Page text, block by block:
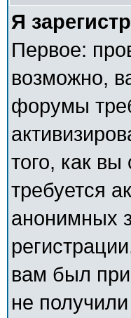
Я
Первое:
возможно,
форумы
того, как
требуется
анонимных
вам был
не